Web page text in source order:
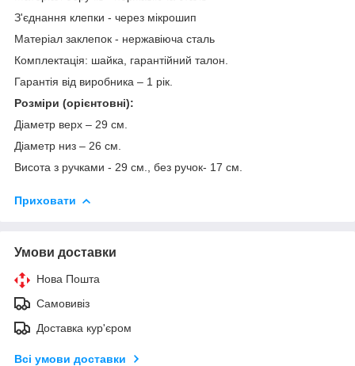
З'єднання клепки - через мікрошип
Матеріал заклепок - нержавіюча сталь
Комплектація: шайка, гарантійний талон.
Гарантія від виробника – 1 рік.
Розміри (орієнтовні):
Діаметр верх – 29 см.
Діаметр низ – 26 см.
Висота з ручками - 29 см., без ручок- 17 см.
Приховати
Умови доставки
Нова Пошта
Самовивіз
Доставка кур'єром
Всі умови доставки